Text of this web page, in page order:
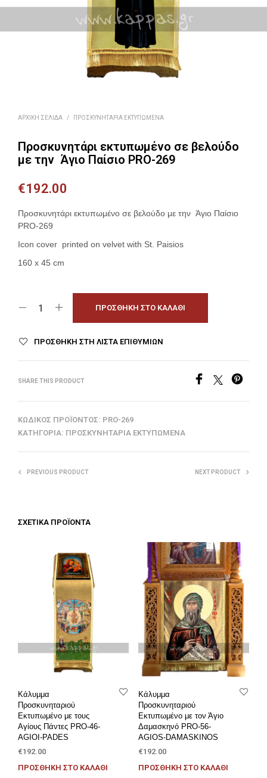
ΑΡΧΙΚΉ ΣΕΛΊΔΑ / ΠΡΟΣΚΥΝΗΤΆΡΙΑ ΕΚΤΥΠΩΜΈΝΑ
Προσκυνητάρι εκτυπωμένο σε βελούδο
με την Άγιο Παίσιο PRO-269
€192.00
Προσκυνητάρι εκτυπωμένο σε βελούδο με την Άγιο Παίσιο
PRO-269
Icon cover printed on velvet with St. Paisios
160 x 45 cm
ΠΡΟΣΘΉΚΗ ΣΤΟ ΚΑΛΆΘΙ
ΠΡΟΣΘΉΚΗ ΣΤΗ ΛΊΣΤΑ ΕΠΙΘΥΜΙΏΝ
SHARE THIS PRODUCT
ΚΩΔΙΚΌΣ ΠΡΟΪΌΝΤΟΣ: PRO-269
ΚΑΤΗΓΟΡΊΑ: ΠΡΟΣΚΥΝΗΤΆΡΙΑ ΕΚΤΥΠΩΜΈΝΑ
PREVIOUS PRODUCT NEXT PRODUCT
ΣΧΕΤΙΚΆ ΠΡΟΪΌΝΤΑ
Κάλυμμα
Προσκυνηταριού
Εκτυπωμένο με τους
Αγίους Πάντες PRO-46-
AGIOI-PADES
€192.00
ΠΡΟΣΘΉΚΗ ΣΤΟ ΚΑΛΆΘΙ
Κάλυμμα
Προσκυνηταριού
Εκτυπωμένο με τον Άγιο
Δαμασκηνό PRO-56-
AGIOS-DAMASKINOS
€192.00
ΠΡΟΣΘΉΚΗ ΣΤΟ ΚΑΛΆΘΙ